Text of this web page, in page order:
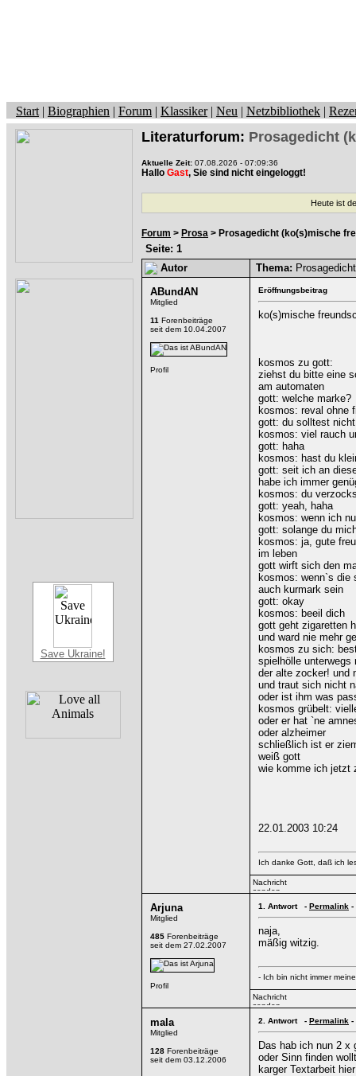
Start | Biographien | Forum | Klassiker| Neu | Netzbibliothek |
Save Ukraine!
Literaturforum: Prosagedicht
Aktuelle Zeit: 07.08.2026 - 07:09:36
Hallo Gast, Sie sind nicht eingeloggt!
Heute ist
Forum > Prosa > Prosagedicht (ko(s)mische
Seite: 1
Autor
Thema:
ABundAN
Mitglied
11 Forenbeiträge
seit dem 10.04.2007
Eröffnungsbeitrag
ko(s)mische
kosmos zu gott:
ziehst du bitte eine
am automaten
gott: welche marke?
kosmos: reval ohne
gott: du solltest
kosmos: viel rauch
gott: haha
kosmos: hast du
gott: seit ich an
habe ich immer
kosmos: du
gott: yeah, haha
kosmos: wenn ich
gott: solange du
kosmos: ja, gute
im leben
gott wirft sich den
kosmos: wenn`s die
auch kurmark sein
gott: okay
kosmos: beeil dich
gott geht zigaretten
und ward nie mehr
kosmos zu sich:
spielhölle unterwegs
der alte zocker! und
und traut sich nicht
oder ist ihm was
kosmos grübelt:
oder er hat `ne
oder alzheimer
schließlich ist er
weiß gott
wie komme ich jetzt
22.01.2003 10:24
Ich danke Gott, daß ich
Arjuna
Mitglied
485 Forenbeiträge
seit dem 27.02.2007
1. Antwort - Permalink -
naja,
mäßig witzig.
- Ich bin nicht immer
mala
Mitglied
128 Forenbeiträge
seit dem 03.12.2006
2. Antwort - Permalink -
Das hab ich nun 2 x
oder Sinn finden
karger Textarbeit